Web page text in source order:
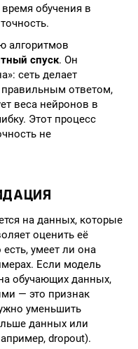
обучения в
алгоритмов
спуск. Он
сеть делает
правильным ответом,
веса нейронов в
Этот процесс
не
на данных, которые
оценить её
есть, умеет ли она
Если модель
обучающих данных,
— это признак
уменьшить
данных или
dropout).